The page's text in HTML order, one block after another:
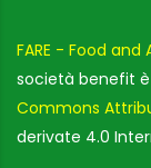
FARE - Food
società benefit
Commons
derivate 4.0